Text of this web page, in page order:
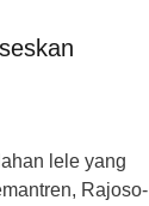
lele yang
Rajoso-